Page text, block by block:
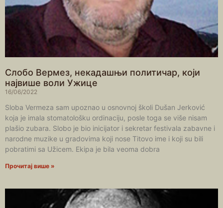
Слобо Вермез, некадашњи политичар, који
највише воли Ужице
16/06/2022
Sloba Vermeza sam upoznao u osnovnoj školi Dušan Jerković
koja je imala stomatološku ordinaciju, posle toga se više nisam
plašio zubara. Slobo je bio inicijator i sekretar festivala zabavne i
narodne muzike u gradovima koji nose Titovo ime i koji su bili
pobratimi sa Užicem. Ekipa je bila veoma dobra
Прочитај више »